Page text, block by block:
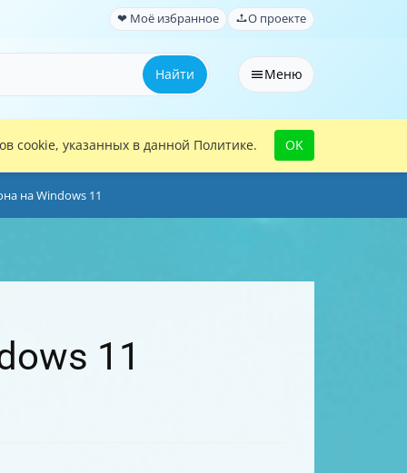
❤ Моё избранное О проекте
Найти Меню
cookie, указанных в данной Политике. OK
на Windows 11
11